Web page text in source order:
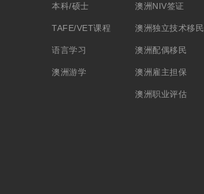
本科/硕士
TAFE/VET课程
语言学习
澳洲游学
澳洲NIV签证
澳洲独立技术移民
澳洲配偶移民
澳洲雇主担保
澳洲职业评估